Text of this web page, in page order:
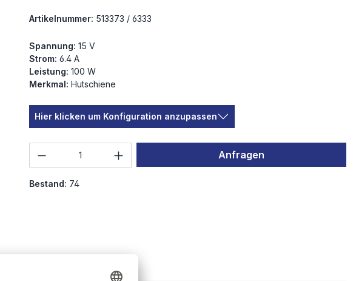
Artikelnummer: 513373 / 6333
Spannung: 15 V
Strom: 6.4 A
Leistung: 100 W
Merkmal: Hutschiene
Hier klicken um Konfiguration anzupassen
Produkt Anzahl: Gib den gewünschten Wert
Anfragen
Bestand: 74